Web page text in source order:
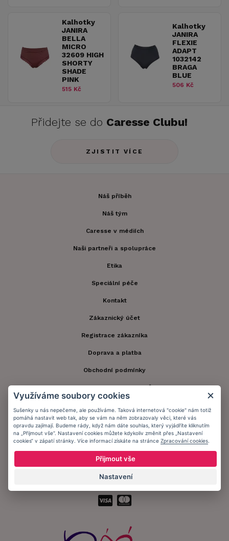
Kalhotky
JANIRA
BELLA
MICRO
32609 HIGH
SHORTY
SHADE
PINK
515 Kč
Kalhotky
JANIRA
FLEXIE
ADAPT
1032142
BRAGA
BLUE
506 Kč
Přidejte se do Caresse Clubu!
ZJISTIT VÍCE
Náš příběh
Náš tým
Caresse v médiích
Naši partneři a spolupráce
Etika
Speciální péče
Kontakt
Zákaznický účet
Registrace zákazníka
Doprava a platba
Obchodní podmínky
Ochrana osobních údajů
Zůstaňte s námi v kontaktu.
Využíváme soubory cookies
Sušenky u nás nepečeme, ale používáme. Taková internetová "cookie" nám totiž
pomáhá nastavit web tak, aby se vám na něm zobrazovaly věci, které vás
opravdu zajímají. Budeme rády, když nám dáte souhlas, který vyjádříte kliknutím
na „Přijmout vše“. Nastavení cookies můžete kdykoliv změnit přes „Nastavení
cookies“ v zápatí stránky. Více informací získáte na stránce Zpracování cookies.
Přijmout vše
Nastavení